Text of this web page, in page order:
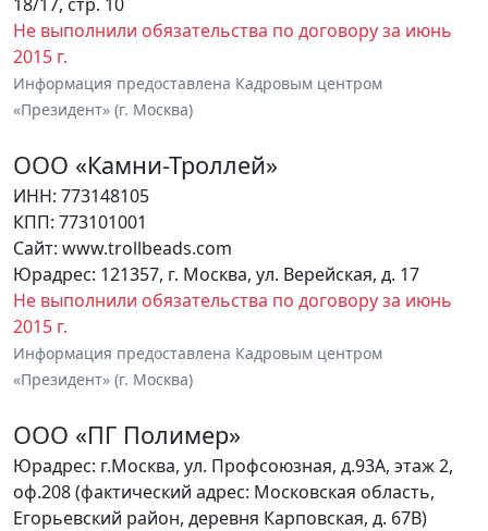
Не выполнили обязательства по договору за июнь
2015 г.
Информация предоставлена Кадровым центром
«Президент» (г. Москва)
ООО «Камни-Троллей»
ИНН: 773148105
КПП: 773101001
Сайт: www.trollbeads.com
Юрадрес: 121357, г. Москва, ул. Верейская, д. 17
Не выполнили обязательства по договору за июнь
2015 г.
Информация предоставлена Кадровым центром
«Президент» (г. Москва)
ООО «ПГ Полимер»
Юрадрес: г.Москва, ул. Профсоюзная, д.93А, этаж 2,
оф.208 (фактический адрес: Московская область,
Егорьевский район, деревня Карповская, д. 67В)